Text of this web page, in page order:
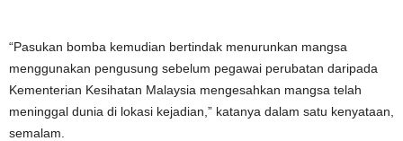
“Pasukan bomba kemudian bertindak menurunkan mangsa
menggunakan pengusung sebelum pegawai perubatan daripada
Kementerian Kesihatan Malaysia mengesahkan mangsa telah
meninggal dunia di lokasi kejadian,” katanya dalam satu kenyataan,
semalam.